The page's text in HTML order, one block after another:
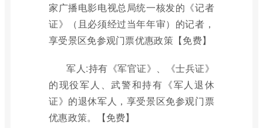
家广播电影电视总局统一核发的《记者
证》（且必须经过当年年审）的记者，
享受景区免参观门票优惠政策【免费】
军人:持有《军官证》、《士兵证》
的现役军人、武警和持有《军人退休
证》的退休军人，享受景区免参观门票
优惠政策。【免费】